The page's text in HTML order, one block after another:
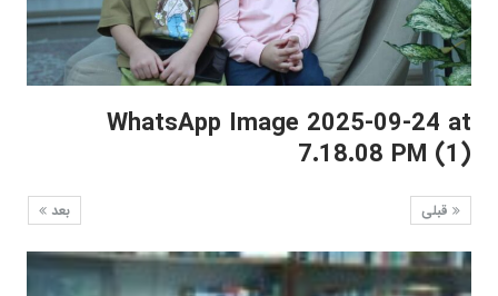
WhatsApp Image 2025-09-24 at
7.18.08 PM (1)
بعد قبلی